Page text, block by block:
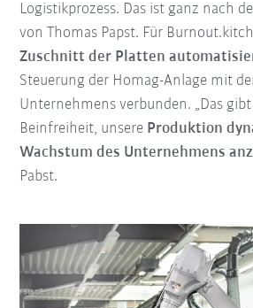
Logistikprozess. Das ist ganz nach
von Thomas Papst. Für
Zuschnitt der Platten
Steuerung der Homag-Anlage mit
Unternehmens verbunden. „Das
Beinfreiheit, unsere Produktion
Wachstum des Unternehmens
Pabst.